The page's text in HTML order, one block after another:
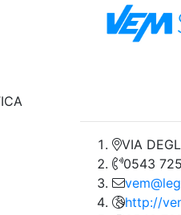
VIA
0543
http://